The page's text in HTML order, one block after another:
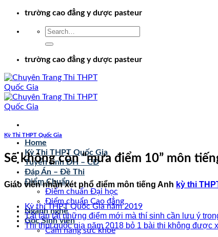
Chuyểntrường cao đẳng y dược pasteur
trường cao đẳng y dược pasteur
Home
Kỳ Thi THPT Quốc Gia
Tuyển sinh ĐH – CĐ
Đáp Án – Đề Thi
Điểm Chuẩn
Điểm chuẩn Đại học
Điểm chuẩn Cao đẳng
Ngành nghề
Góc Sinh viên
Cẩm nang sức khoẻ
Kỳ Thi THPT Quốc Gia
Sẽ không còn “mưa điểm 10” môn
Giáo viên nhận xét phổ điểm môn tiếng Anh kỳ thi
Kỳ thi THPT Quốc Gia năm 2019
Tất tần tật những điểm mới mà thí sinh cần lưu ý
Thi thpt quốc gia năm 2018 bỏ 1 bài thi không được